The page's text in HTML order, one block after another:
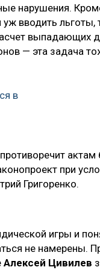
нарушения.
вводить льготы,
выпадающих
— эта задача
в
при
Григоренко.
игры и
не намерены.
Алексей Цивилев